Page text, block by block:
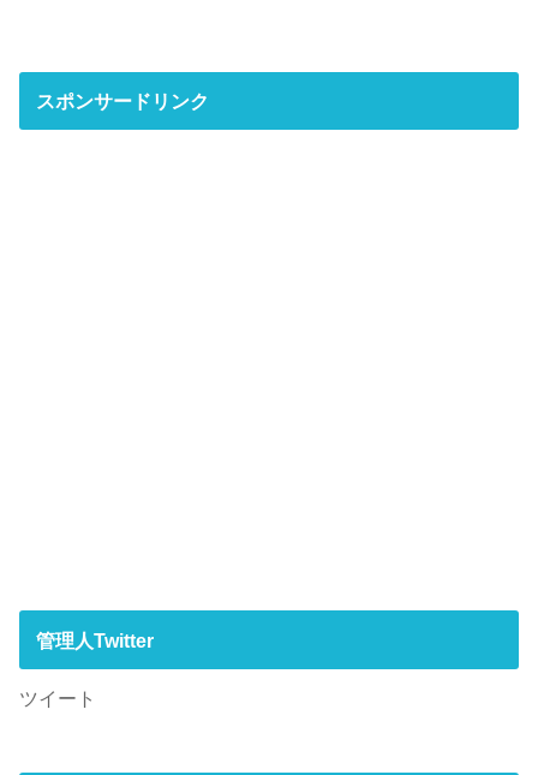
スポンサードリンク
管理人Twitter
ツイート